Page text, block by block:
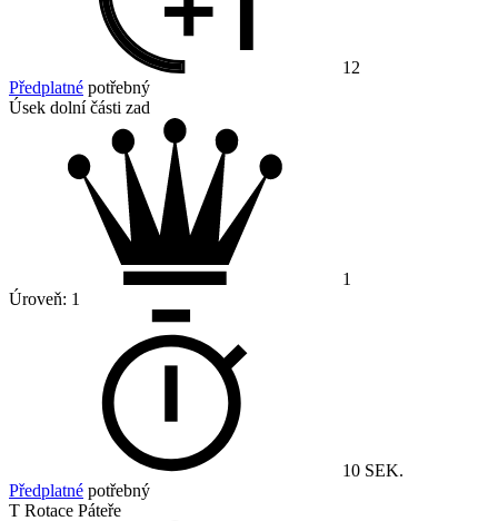
12
Předplatné potřebný
Úsek dolní části zad
1
Úroveň: 1
10 SEK.
Předplatné potřebný
T Rotace Páteře